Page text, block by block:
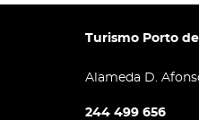
Turismo Porto
Alameda D.
244 499 656